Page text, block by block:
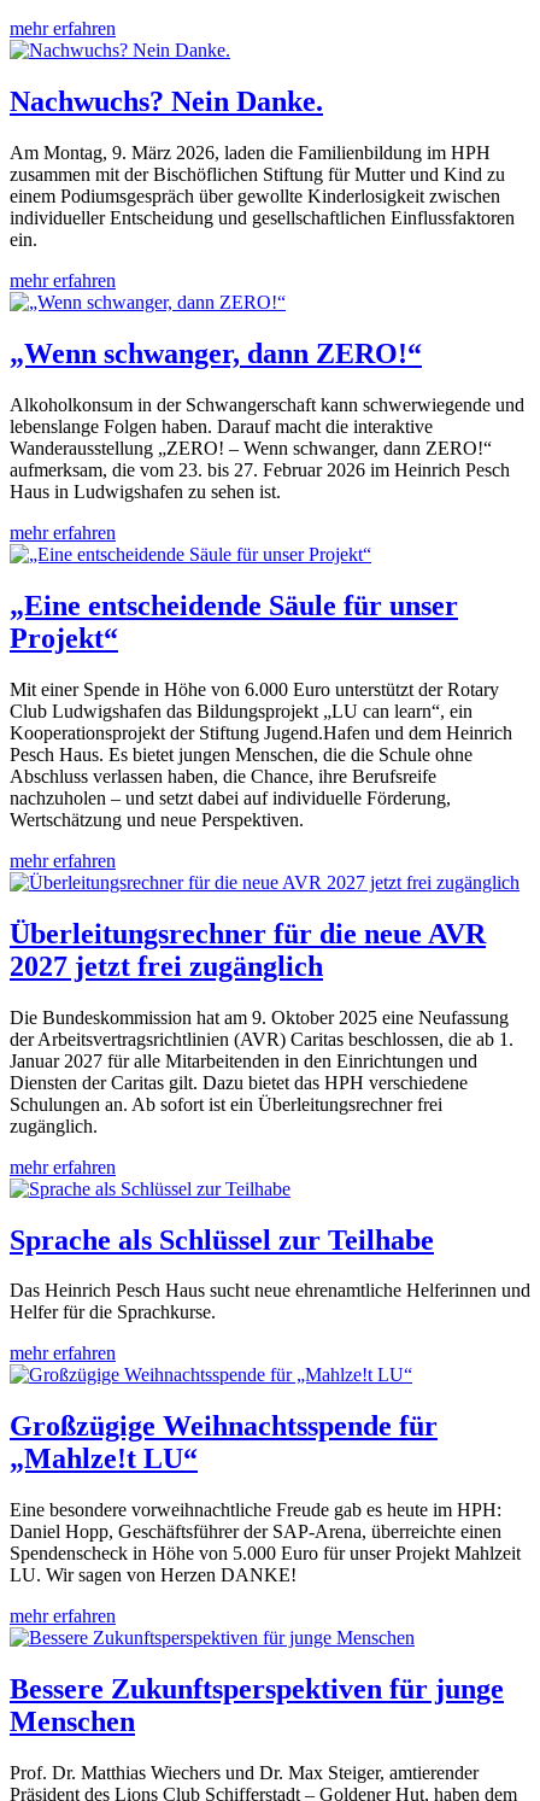
mehr erfahren
Nachwuchs? Nein Danke.
Am Montag, 9. März 2026, laden die Familienbildung im HPH
zusammen mit der Bischöflichen Stiftung für Mutter und Kind zu
einem Podiumsgespräch über gewollte Kinderlosigkeit zwischen
individueller Entscheidung und gesellschaftlichen Einflussfaktoren
ein.
mehr erfahren
„Wenn schwanger, dann ZERO!“
Alkoholkonsum in der Schwangerschaft kann schwerwiegende und
lebenslange Folgen haben. Darauf macht die interaktive
Wanderausstellung „ZERO! – Wenn schwanger, dann ZERO!“
aufmerksam, die vom 23. bis 27. Februar 2026 im Heinrich Pesch
Haus in Ludwigshafen zu sehen ist.
mehr erfahren
„Eine entscheidende Säule für unser
Projekt“
Mit einer Spende in Höhe von 6.000 Euro unterstützt der Rotary
Club Ludwigshafen das Bildungsprojekt „LU can learn“, ein
Kooperationsprojekt der Stiftung Jugend.Hafen und dem Heinrich
Pesch Haus. Es bietet jungen Menschen, die die Schule ohne
Abschluss verlassen haben, die Chance, ihre Berufsreife
nachzuholen – und setzt dabei auf individuelle Förderung,
Wertschätzung und neue Perspektiven.
mehr erfahren
Überleitungsrechner für die neue AVR
2027 jetzt frei zugänglich
Die Bundeskommission hat am 9. Oktober 2025 eine Neufassung
der Arbeitsvertragsrichtlinien (AVR) Caritas beschlossen, die ab 1.
Januar 2027 für alle Mitarbeitenden in den Einrichtungen und
Diensten der Caritas gilt. Dazu bietet das HPH verschiedene
Schulungen an. Ab sofort ist ein Überleitungsrechner frei
zugänglich.
mehr erfahren
Sprache als Schlüssel zur Teilhabe
Das Heinrich Pesch Haus sucht neue ehrenamtliche Helferinnen und
Helfer für die Sprachkurse.
mehr erfahren
Großzügige Weihnachtsspende für
„Mahlze!t LU“
Eine besondere vorweihnachtliche Freude gab es heute im HPH:
Daniel Hopp, Geschäftsführer der SAP-Arena, überreichte einen
Spendenscheck in Höhe von 5.000 Euro für unser Projekt Mahlzeit
LU. Wir sagen von Herzen DANKE!
mehr erfahren
Bessere Zukunftsperspektiven für junge
Menschen
Prof. Dr. Matthias Wiechers und Dr. Max Steiger, amtierender
Präsident des Lions Club Schifferstadt – Goldener Hut, haben dem